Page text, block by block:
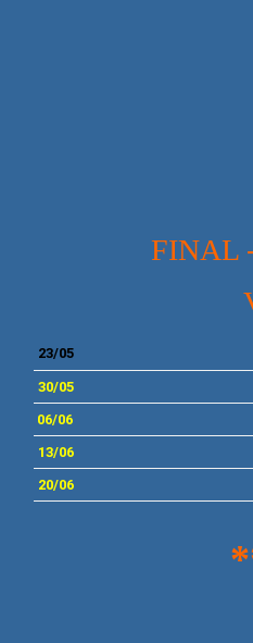
FINAL
23/05
30/05
06/06
13/06
20/06